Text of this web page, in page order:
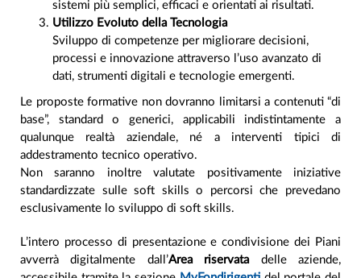
sistemi più semplici, efficaci e orientati ai risultati.
Utilizzo Evoluto della Tecnologia
Sviluppo di competenze per migliorare decisioni,
processi e innovazione attraverso l’uso avanzato di
dati, strumenti digitali e tecnologie emergenti.
Le proposte formative non dovranno limitarsi a contenuti “di
base”, standard o generici, applicabili indistintamente a
qualunque realtà aziendale, né a interventi tipici di
addestramento tecnico operativo.
Non saranno inoltre valutate positivamente iniziative
standardizzate sulle soft skills o percorsi che prevedano
esclusivamente lo sviluppo di soft skills.
L’intero processo di presentazione e condivisione dei Piani
avverrà digitalmente dall’Area riservatadelle aziende,